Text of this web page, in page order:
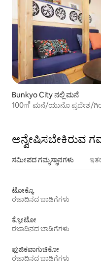
Bunkyo City ನಲ್ಲಿ ಮನೆ
100㎡ ಮನೆ/ಯುನೊ ಪ್ರದೇಶ/
ಅನ್ವೇಷಿಸಬೇಕಿರುವ
ಸಮೀಪದ ಗಮ್ಯಸ್ಥಾನಗಳು
ಟೋಕ್ಯೊ
ರಜಾದಿನದ ಬಾಡಿಗೆಗಳು
ಕ್ಯೋಟೋ
ರಜಾದಿನದ ಬಾಡಿಗೆಗಳು
ಫುಜಿಕವಾಗುಚಿಕೋ
ರಜಾದಿನದ ಬಾಡಿಗೆಗಳು